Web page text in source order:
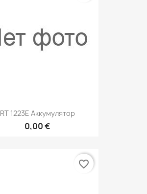
RT 1223E Аккумулятор
0,00 €
favorite_border